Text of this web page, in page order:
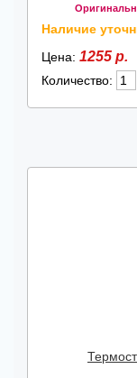
Наличие
Цена: 1255 р.
Количество: